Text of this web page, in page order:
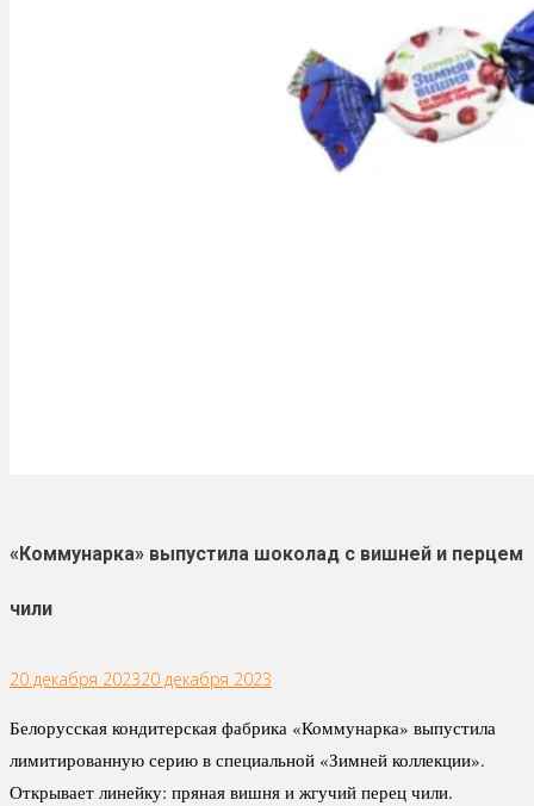
«Коммунарка» выпустила шоколад с вишней и перцем
чили
20 декабря 202320 декабря 2023
Белорусская кондитерская фабрика «Коммунарка» выпустила
лимитированную серию в специальной «Зимней коллекции».
Открывает линейку: пряная вишня и жгучий перец чили.